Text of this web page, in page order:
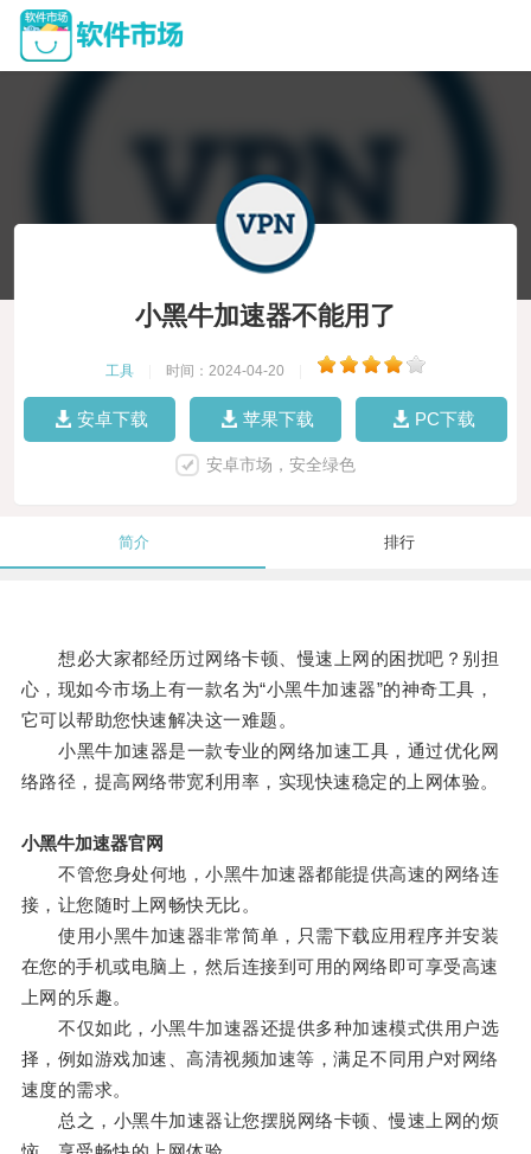
小黑牛加速器不能用了
工具 时间：2024-04-20
安卓下载 苹果下载 PC下载
安卓市场，安全绿色
简介 排行
想必大家都经历过网络卡顿、慢速上网的困扰吧？别担
心，现如今市场上有一款名为“小黑牛加速器”的神奇工具，
它可以帮助您快速解决这一难题。
小黑牛加速器是一款专业的网络加速工具，通过优化网
络路径，提高网络带宽利用率，实现快速稳定的上网体验。
小黑牛加速器官网
不管您身处何地，小黑牛加速器都能提供高速的网络连
接，让您随时上网畅快无比。
使用小黑牛加速器非常简单，只需下载应用程序并安装
在您的手机或电脑上，然后连接到可用的网络即可享受高速
上网的乐趣。
不仅如此，小黑牛加速器还提供多种加速模式供用户选
择，例如游戏加速、高清视频加速等，满足不同用户对网络
速度的需求。
总之，小黑牛加速器让您摆脱网络卡顿、慢速上网的烦